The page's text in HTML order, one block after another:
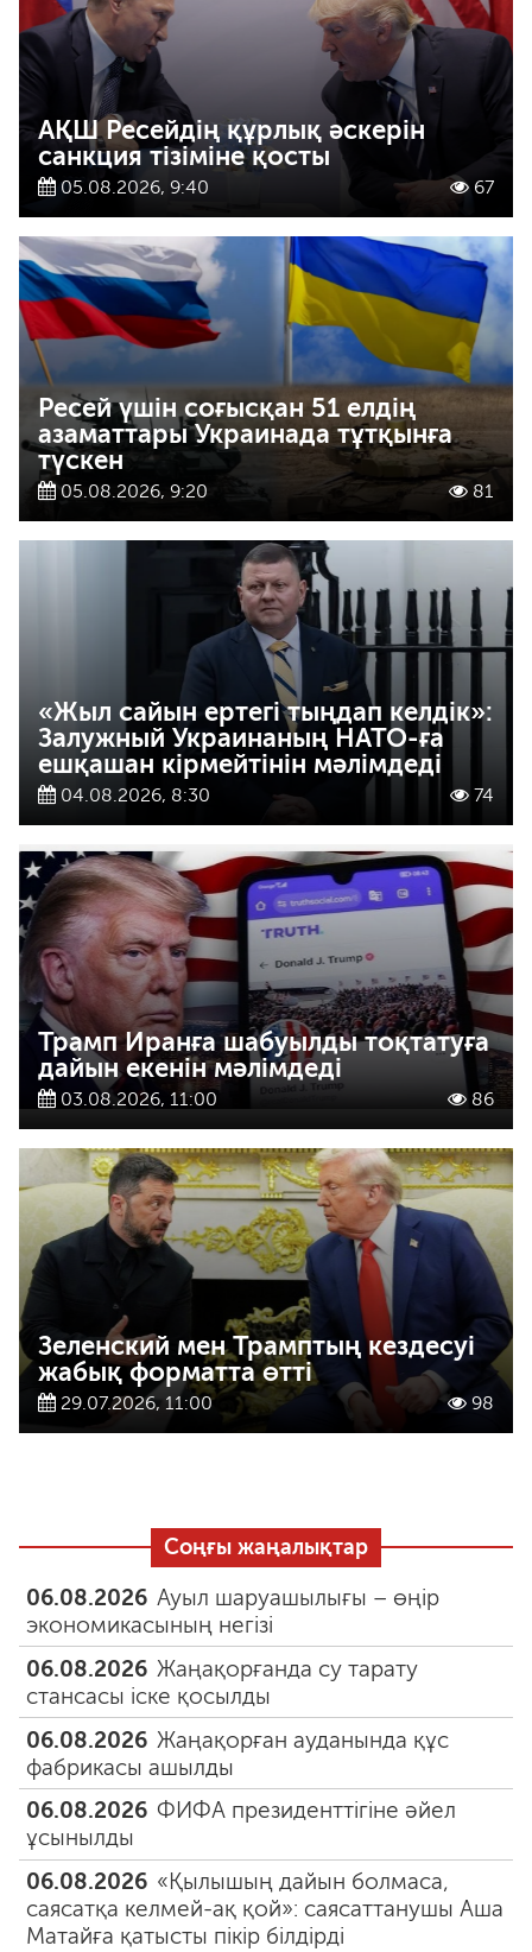
АҚШ Ресейдің құрлық әскерін
санкция тізіміне қосты
05.08.2026, 9:40 67
Ресей үшін соғысқан 51 елдің
азаматтары Украинада тұтқынға
түскен
05.08.2026, 9:20 81
«Жыл сайын ертегі тыңдап келдік»:
Залужный Украинаның НАТО-ға
ешқашан кірмейтінін мәлімдеді
04.08.2026, 8:30 74
Трамп Иранға шабуылды тоқтатуға
дайын екенін мәлімдеді
03.08.2026, 11:00 86
Зеленский мен Трамптың кездесуі
жабық форматта өтті
29.07.2026, 11:00 98
Соңғы жаңалықтар
06.08.2026 Ауыл шаруашылығы – өңір
экономикасының негізі
06.08.2026 Жаңақорғанда су тарату
стансасы іске қосылды
06.08.2026 Жаңақорған ауданында құс
фабрикасы ашылды
06.08.2026 ФИФА президенттігіне әйел
ұсынылды
06.08.2026 «Қылышың дайын болмаса,
саясатқа келмей-ақ қой»: саясаттанушы Аша
Матайға қатысты пікір білдірді